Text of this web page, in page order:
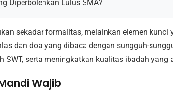
Diperbolehkan Lulus SMA?
sekadar formalitas, melainkan elemen kunci
dan doa yang dibaca dengan sungguh-
SWT, serta meningkatkan kualitas ibadah yang
Wajib